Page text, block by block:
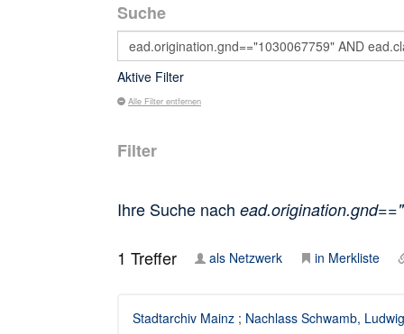
Suche
Aktive Filter
Alle Filter entfernen
Filter
Ihre Suche nach
1 Treffer als Netzwerk in Merkliste
Stadtarchiv Mainz ; Nachlass Schwamb, Ludwig